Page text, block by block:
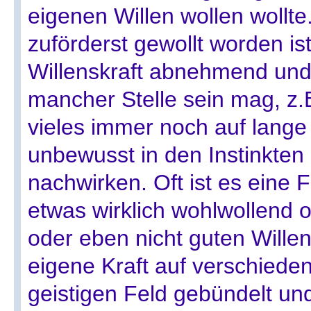
eigenen Willen wollen
zuförderst gewollt worden
Willenskraft abnehmend
mancher Stelle sein mag,
vieles immer noch auf
unbewusst in den
nachwirken. Oft ist es eine
etwas wirklich wohlwollend
oder eben nicht guten
eigene Kraft auf
geistigen Feld gebündelt